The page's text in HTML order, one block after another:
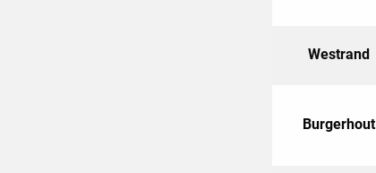
Westrand
Burgerhout